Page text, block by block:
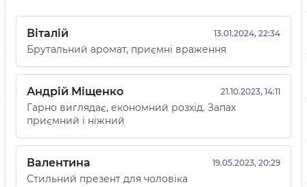
Віталій 13.01.2024, 22:34
Брутальний аромат, приємні враження
Андрій Міщенко 21.10.2023, 14:11
Гарно виглядає, економний розхід. Запах
приємний і ніжний
Валентина 19.05.2023, 20:29
Стильний презент для чоловіка